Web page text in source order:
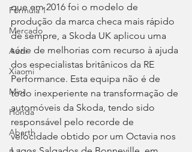
Fórmula 1
Mercado
Audi
Xiaomi
Mini
Honda
Abarth
que em 2016 foi o modelo de
produção da marca checa mais rápido
de sempre, a Skoda UK aplicou uma
série de melhorias com recurso à ajuda
dos especialistas britânicos da RE
Performance. Esta equipa não é de
todo inexperiente na transformação de
automóveis da Skoda, tendo sido
responsável pelo recorde de
velocidade obtido por um Octavia nos